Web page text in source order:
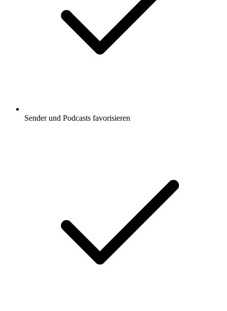
Sender und Podcasts favorisieren